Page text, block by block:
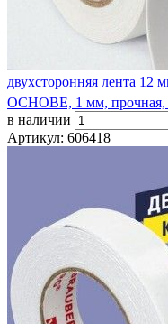
двухсторонняя лента
ОСНОВЕ, 1 мм, прочная,
в наличии
Артикул: 606418